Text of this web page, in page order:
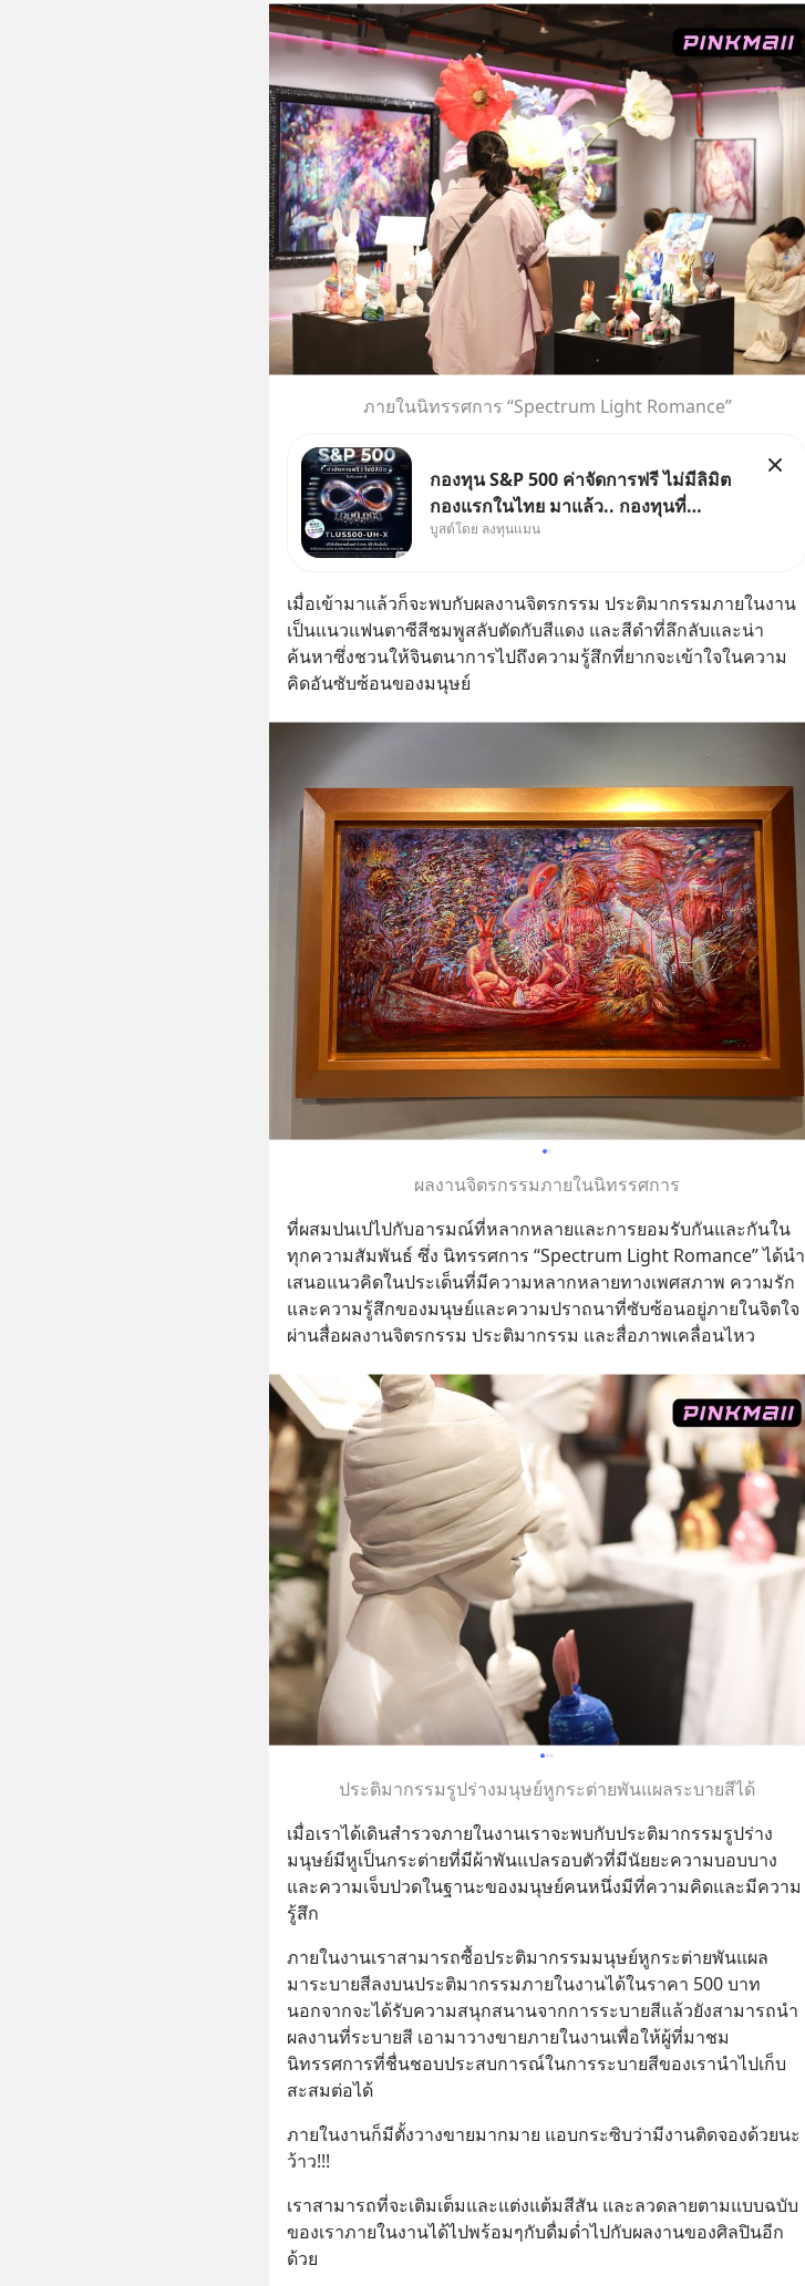
ภายในนิทรรศการ “Spectrum Light Romance”
กองทุน S&P 500 ค่าจัดการฟรี ไม่มีลิมิต
กองแรกในไทย มาแล้ว.. กองทุนที่
ออกแบบมาเพื่อแก้ Pain Point ใหญ่ของ
บูสต์โดย ลงทุนแมน
เมื่อเข้ามาแล้วก็จะพบกับผลงานจิตรกรรม ประติมากรรมภายในงาน
เป็นแนวแฟนตาซีสีชมพูสลับตัดกับสีแดง และสีดำที่ลึกลับและน่า
ค้นหาซึ่งชวนให้จินตนาการไปถึงความรู้สึกที่ยากจะเข้าใจในความ
คิดอันซับซ้อนของมนุษย์
ผลงานจิตรกรรมภายในนิทรรศการ
ที่ผสมปนเปไปกับอารมณ์ที่หลากหลายและการยอมรับกันและกันใน
ทุกความสัมพันธ์ ซึ่ง นิทรรศการ “Spectrum Light Romance” ได้นำ
เสนอแนวคิดในประเด็นที่มีความหลากหลายทางเพศสภาพ ความรัก
และความรู้สึกของมนุษย์และความปราถนาที่ซับซ้อนอยู่ภายในจิตใจ
ผ่านสื่อผลงานจิตรกรรม ประติมากรรม และสื่อภาพเคลื่อนไหว
ประติมากรรมรูปร่างมนุษย์หูกระต่ายพันแผลระบายสีได้
เมื่อเราได้เดินสำรวจภายในงานเราจะพบกับประติมากรรมรูปร่าง
มนุษย์มีหูเป็นกระต่ายที่มีผ้าพันแปลรอบตัวที่มีนัยยะความบอบบาง
และความเจ็บปวดในฐานะของมนุษย์คนหนึ่งมีที่ความคิดและมีความ
รู้สึก
ภายในงานเราสามารถซื้อประติมากรรมมนุษย์หูกระต่ายพันแผล
มาระบายสีลงบนประติมากรรมภายในงานได้ในราคา 500 บาท
นอกจากจะได้รับความสนุกสนานจากการระบายสีแล้วยังสามารถนำ
ผลงานที่ระบายสี เอามาวางขายภายในงานเพื่อให้ผู้ที่มาชม
นิทรรศการที่ชื่นชอบประสบการณ์ในการระบายสีของเรานำไปเก็บ
สะสมต่อได้
ภายในงานก็มีตั้งวางขายมากมาย แอบกระซิบว่ามีงานติดจองด้วยนะ
ว้าว!!!
เราสามารถที่จะเติมเต็มและแต่งแต้มสีสัน และลวดลายตามแบบฉบับ
ของเราภายในงานได้ไปพร้อมๆกับดื่มด่ำไปกับผลงานของศิลปินอีก
ด้วย